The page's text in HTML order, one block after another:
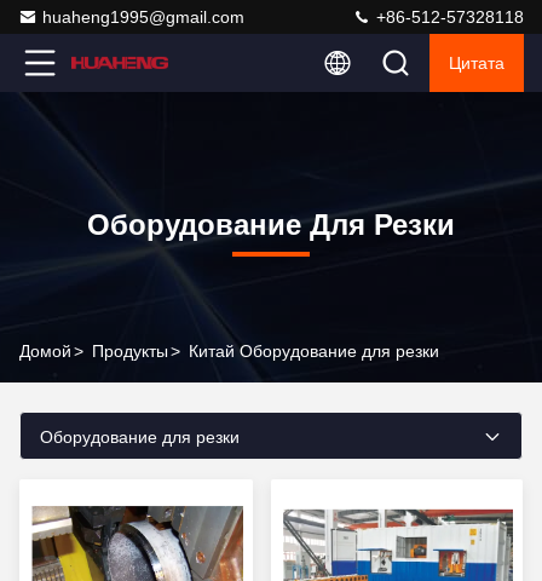
huaheng1995@gmail.com +86-512-57328118
Цитата
Оборудование Для Резки
Домой> Продукты> Китай Оборудование для резки
Оборудование для резки